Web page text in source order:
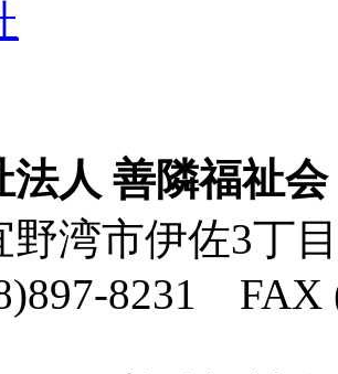
法人 善隣福祉会
野湾市伊佐3丁
8231 FAX